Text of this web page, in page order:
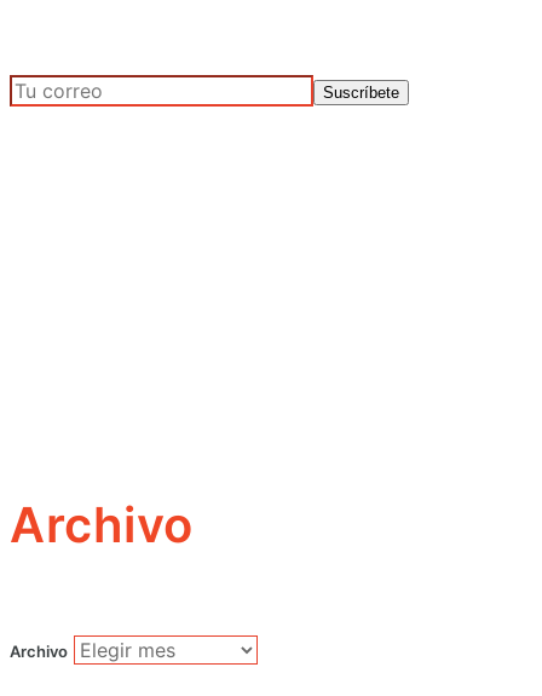
Archivo
Archivo